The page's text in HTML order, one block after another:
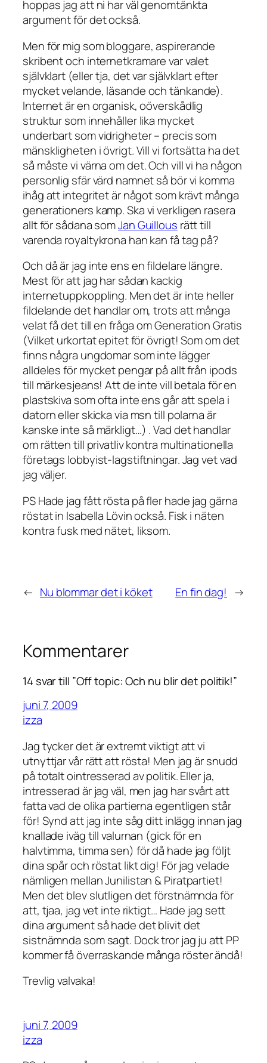
hoppas jag att ni har väl genomtänkta
argument för det också.
Men för mig som bloggare, aspirerande
skribent och internetkramare var valet
självklart (eller tja, det var självklart efter
mycket velande, läsande och tänkande).
Internet är en organisk, oöverskådlig
struktur som innehåller lika mycket
underbart som vidrigheter – precis som
mänskligheten i övrigt. Vill vi fortsätta ha det
så måste vi värna om det. Och vill vi ha någon
personlig sfär värd namnet så bör vi komma
ihåg att integritet är något som krävt många
generationers kamp. Ska vi verkligen rasera
allt för sådana somJan Guillous rätt till
varenda royaltykrona han kan få tag på?
Och då är jag inte ens en fildelare längre.
Mest för att jag har sådan kackig
internetuppkoppling. Men det är inte heller
fildelande det handlar om, trots att många
velat få det till en fråga om Generation Gratis
(Vilket urkortat epitet för övrigt! Som om det
finns några ungdomar som inte lägger
alldeles för mycket pengar på allt från ipods
till märkesjeans! Att de inte vill betala för en
plastskiva som ofta inte ens går att spela i
datorn eller skicka via msn till polarna är
kanske inte så märkligt…) . Vad det handlar
om rätten till privatliv kontra multinationella
företags lobbyist-lagstiftningar. Jag vet vad
jag väljer.
PS Hade jag fått rösta på fler hade jag gärna
röstat in Isabella Lövin också. Fisk i näten
kontra fusk med nätet, liksom.
← Nu blommar det i köket En fin dag! →
Kommentarer
14 svar till ”Off topic: Och nu blir det politik!”
juni 7, 2009
izza
Jag tycker det är extremt viktigt att vi
utnyttjar vår rätt att rösta! Men jag är snudd
på totalt ointresserad av politik. Eller ja,
intresserad är jag väl, men jag har svårt att
fatta vad de olika partierna egentligen står
för! Synd att jag inte såg ditt inlägg innan jag
knallade iväg till valurnan (gick för en
halvtimma, timma sen) för då hade jag följt
dina spår och röstat likt dig! För jag velade
nämligen mellan Junilistan & Piratpartiet!
Men det blev slutligen det förstnämnda för
att, tjaa, jag vet inte riktigt… Hade jag sett
dina argument så hade det blivit det
sistnämnda som sagt. Dock tror jag ju att PP
kommer få överraskande många röster ändå!
Trevlig valvaka!
juni 7, 2009
izza